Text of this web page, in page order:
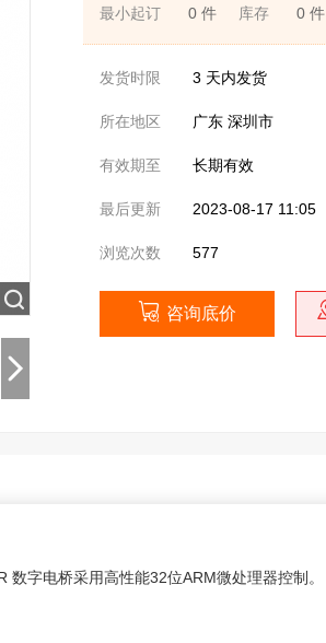
最小起订 0 件 库存 0 件
发货时限 3 天内发货
所在地区 广东 深圳市
有效期至 长期有效
最后更新 2023-08-17 11:05
浏览次数 577
咨询底价
数字电桥采用高性能32位ARM微处理器控制。